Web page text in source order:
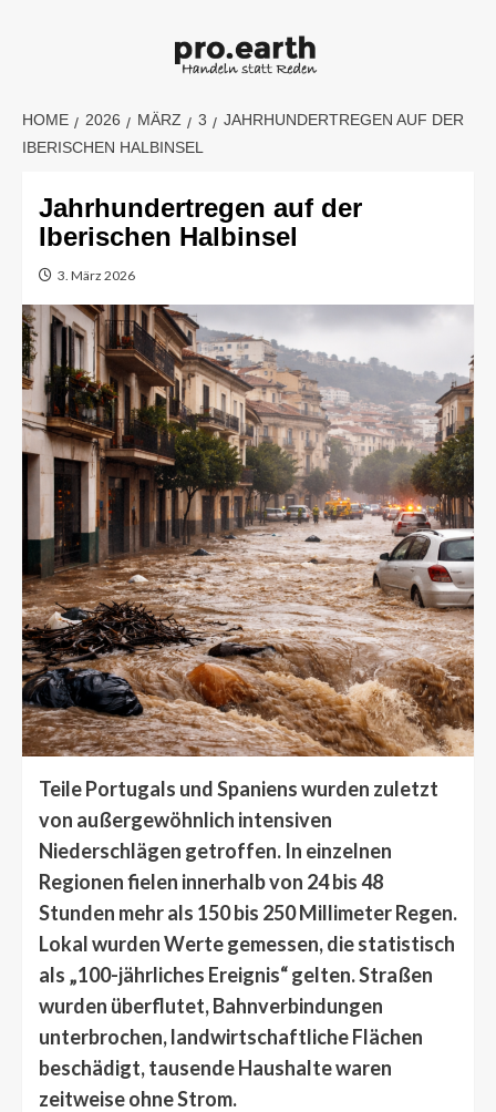
HOME 2026 MÄRZ 3
JAHRHUNDERTREGEN AUF DER
IBERISCHEN HALBINSEL
Jahrhundertregen auf der
Iberischen Halbinsel
3. März 2026
Teile Portugals und Spaniens wurden zuletzt
von außergewöhnlich intensiven
Niederschlägen getroffen. In einzelnen
Regionen fielen innerhalb von 24 bis 48
Stunden mehr als 150 bis 250 Millimeter Regen.
Lokal wurden Werte gemessen, die statistisch
als „100-jährliches Ereignis“ gelten. Straßen
wurden überflutet, Bahnverbindungen
unterbrochen, landwirtschaftliche Flächen
beschädigt, tausende Haushalte waren
zeitweise ohne Strom.